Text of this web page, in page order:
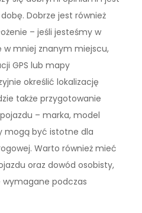
Dobrze jest również
– jeśli jesteśmy w
w mniej znanym miejscu,
GPS lub mapy
określić lokalizację
także przygotowanie
– marka, model
mogą być istotne dla
Warto również mieć
oraz dowód osobisty,
podczas